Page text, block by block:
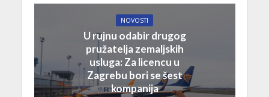
NOVOSTI
U rujnu odabir drugog
pružatelja zemaljskih
usluga: Za licencu u
Zagrebu bori se šest
kompanija